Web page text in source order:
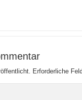
Erforderliche